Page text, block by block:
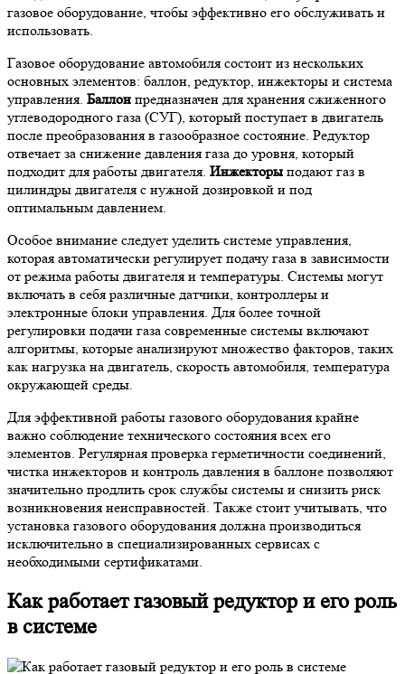
газовое оборудование, чтобы эффективно его обслуживать и
использовать.
Газовое оборудование автомобиля состоит из нескольких
основных элементов: баллон, редуктор, инжекторы и система
управления. Баллон предназначен для хранения сжиженного
углеводородного газа (СУГ), который поступает в двигатель
после преобразования в газообразное состояние. Редуктор
отвечает за снижение давления газа до уровня, который
подходит для работы двигателя. Инжекторы подают газ в
цилиндры двигателя с нужной дозировкой и под
оптимальным давлением.
Особое внимание следует уделить системе управления,
которая автоматически регулирует подачу газа в зависимости
от режима работы двигателя и температуры. Системы могут
включать в себя различные датчики, контроллеры и
электронные блоки управления. Для более точной
регулировки подачи газа современные системы включают
алгоритмы, которые анализируют множество факторов, таких
как нагрузка на двигатель, скорость автомобиля, температура
окружающей среды.
Для эффективной работы газового оборудования крайне
важно соблюдение технического состояния всех его
элементов. Регулярная проверка герметичности соединений,
чистка инжекторов и контроль давления в баллоне позволяют
значительно продлить срок службы системы и снизить риск
возникновения неисправностей. Также стоит учитывать, что
установка газового оборудования должна производиться
исключительно в специализированных сервисах с
необходимыми сертификатами.
Как работает газовый редуктор и его роль
в системе